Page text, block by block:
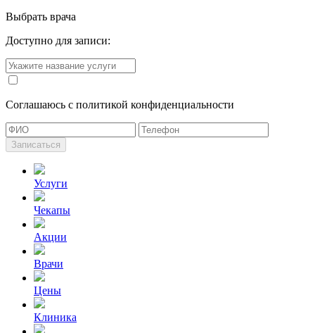
Выбрать врача
Доступно для записи:
Cоглашаюсь с политикой конфиденциальности
Записаться
Услуги
Чекапы
Акции
Врачи
Цены
Клиника